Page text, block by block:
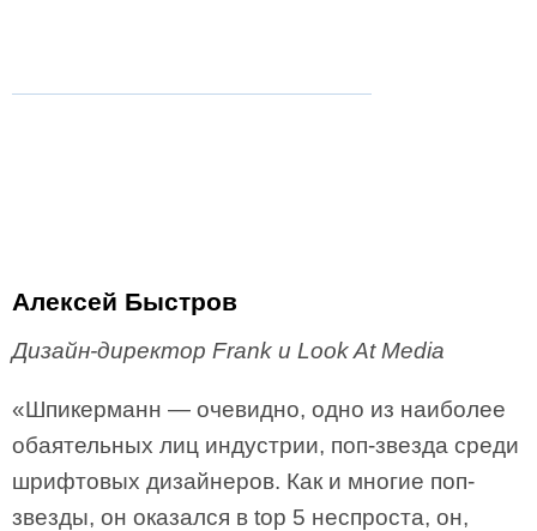
Алексей Быстров
Дизайн-директор Frank и Look At Media
«Шпикерманн — очевидно, одно из наиболее
обаятельных лиц индустрии, поп-звезда среди
шрифтовых дизайнеров. Как и многие поп-
звезды, он оказался в top 5 неспроста, он,